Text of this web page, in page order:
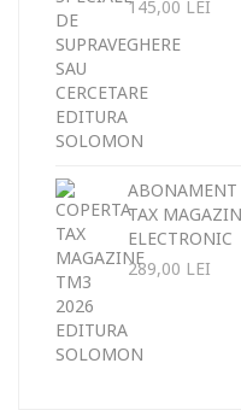
145,00 LEI
ABONAMENT
TAX
ELECTRONIC
289,00 LEI